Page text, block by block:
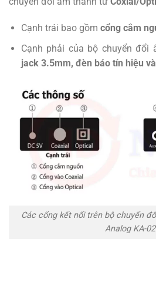
Cạnh trái bao gồm cổng cắm
Cạnh phải của bộ chuyển
jack 3.5mm, đèn báo tín hiệu
Các cổng kết nối trên bộ chuyển
Analog KA-